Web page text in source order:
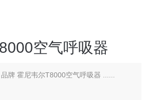
空气呼吸器
牌 霍尼韦尔T8000空气呼吸器 ......